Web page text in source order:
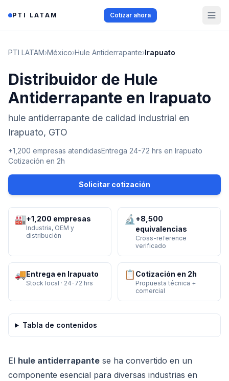
PTI LATAM Cotizar ahora
PTI LATAM›México›Hule Antiderrapante›Irapuato
Distribuidor de Hule
Antiderrapante en Irapuato
hule antiderrapante de calidad industrial en
Irapuato, GTO
+1,200 empresas atendidasEntrega 24-72 hrs en Irapuato
Cotización en 2h
Solicitar cotización
🏭+1,200 empresas
Industria, OEM y
distribución
🔬 +8,500
equivalencias
Cross-reference
verificado
🚚Entrega en Irapuato
Stock local · 24-72 hrs
📋 Cotización en 2h
Propuesta técnica +
comercial
Tabla de contenidos
El hule antiderrapante se ha convertido en un
componente esencial para diversas industrias en